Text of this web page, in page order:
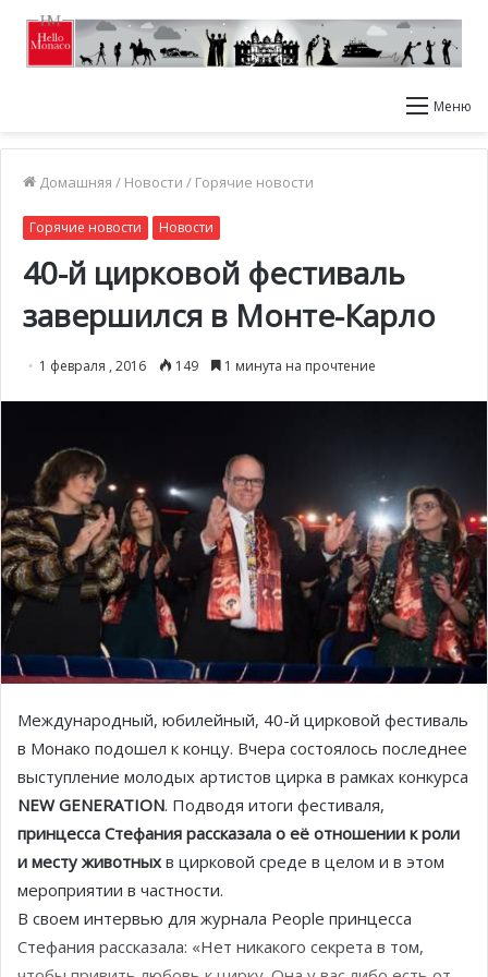
Меню
Домашняя / Новости / Горячие новости
Горячие новости Новости
40-й цирковой фестиваль
завершился в Монте-Карло
1 февраля , 2016 149 1 минута на прочтение
Международный, юбилейный, 40-й цирковой фестиваль
в Монако подошел к концу. Вчера состоялось последнее
выступление молодых артистов цирка в рамках конкурса
NEW GENERATION. Подводя итоги фестиваля,
принцесса Стефания рассказала о её отношении к роли
и месту животных в цирковой среде в целом и в этом
мероприятии в частности.
В своем интервью для журнала People принцесса
Стефания рассказала: «Нет никакого секрета в том,